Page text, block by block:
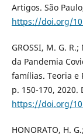
Artigos. São
https://doi.org/
GROSSI, M. G.
da Pandemia
famílias. Teoria e
p. 150-170, 2020.
https://doi.org/
HONORATO, H.